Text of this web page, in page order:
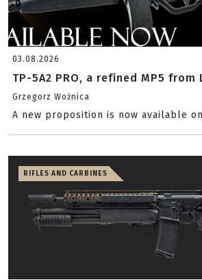
03.08.2026
TP-5A2 PRO, a refined MP5 from
Grzegorz Woźnica
A new proposition is now available
RIFLES AND CARBINES